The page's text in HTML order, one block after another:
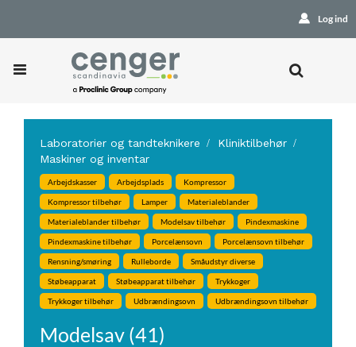
Log ind
Laboratorier og tandteknikere
Kliniktilbehør
Maskiner og inventar
Arbejdskasser Arbejdsplads Kompressor
Kompressor tilbehør Lamper Materialeblander
Materialeblander tilbehør Modelsav tilbehør Pindexmaskine
Pindexmaskine tilbehør Porcelænsovn Porcelænsovn tilbehør
Rensning/smøring Rulleborde Småudstyr diverse
Støbeapparat Støbeapparat tilbehør Trykkoger
Trykkoger tilbehør Udbrændingsovn Udbrændingsovn tilbehør
Modelsav (41)